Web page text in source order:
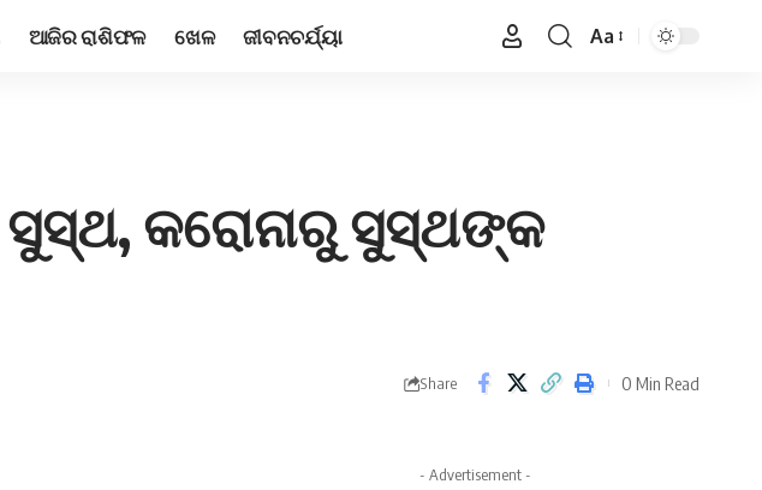
ଆଜିର ରାଶିଫଳ ଖେଳ ଜୀବନଚର୍ଯ୍ୟା
Font
Aa
ସୁସ୍ଥ, କରୋନାରୁ ସୁସ୍ଥଙ୍କ
Share 0 Min Read
- Advertisement -